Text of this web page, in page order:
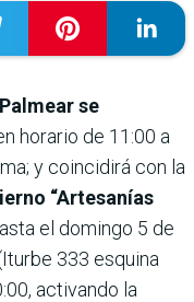
se
horario de 11:00 a
y coincidirá con la
“Artesanías
el domingo 5 de
333 esquina
activando la